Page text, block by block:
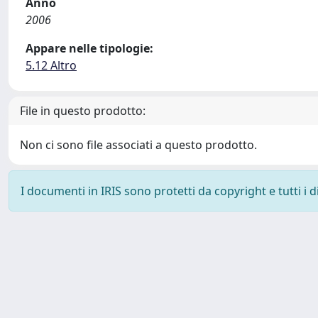
2006
Appare nelle tipologie:
5.12 Altro
File in questo prodotto:
Non ci sono file associati a questo prodotto.
I documenti in IRIS sono protetti da copyright e tutti i